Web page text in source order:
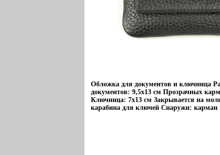
Обложка для документов и ключница
документов: 9,5х13 см Прозрачных
Ключница: 7х13 см Закрывается на
карабина для ключей Снаружи: